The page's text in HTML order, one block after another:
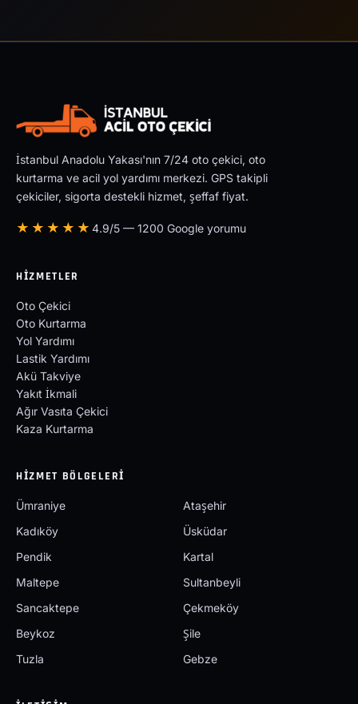
İstanbul Anadolu Yakası'nın 7/24 oto çekici, oto
kurtarma ve acil yol yardımı merkezi. GPS takipli
çekiciler, sigorta destekli hizmet, şeffaf fiyat.
★★★★★ 4.9/5 — 1200 Google yorumu
HIZMETLER
Oto Çekici
Oto Kurtarma
Yol Yardımı
Lastik Yardımı
Akü Takviye
Yakıt İkmali
Ağır Vasıta Çekici
Kaza Kurtarma
HIZMET BÖLGELERI
Ümraniye
Ataşehir
Kadıköy
Üsküdar
Pendik
Kartal
Maltepe
Sultanbeyli
Sancaktepe
Çekmeköy
Beykoz
Şile
Tuzla
Gebze